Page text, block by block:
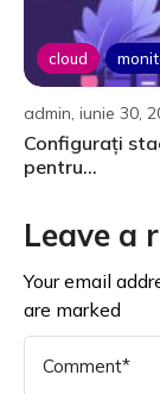
cloud
admin, iunie 30,
Configurați
pentru...
Leave a
Your email
are marked